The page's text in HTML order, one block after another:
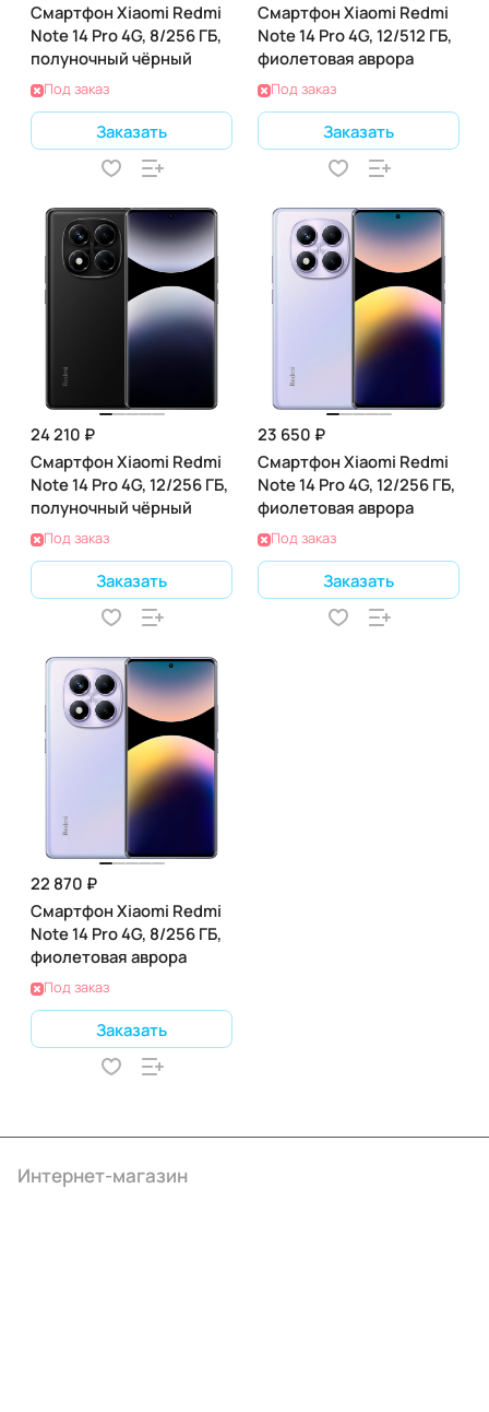
Смартфон Xiaomi Redmi
Note 14 Pro 4G, 8/256 ГБ,
полуночный чёрный
Под заказ
Заказать
Смартфон Xiaomi Redmi
Note 14 Pro 4G, 12/512 ГБ,
фиолетовая аврора
Под заказ
Заказать
24 210 ₽
Смартфон Xiaomi Redmi
Note 14 Pro 4G, 12/256 ГБ,
полуночный чёрный
Под заказ
Заказать
23 650 ₽
Смартфон Xiaomi Redmi
Note 14 Pro 4G, 12/256 ГБ,
фиолетовая аврора
Под заказ
Заказать
22 870 ₽
Смартфон Xiaomi Redmi
Note 14 Pro 4G, 8/256 ГБ,
фиолетовая аврора
Под заказ
Заказать
Интернет-магазин